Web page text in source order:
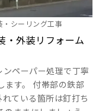
シーリング工事
外装リフォーム
ペーパー処理で丁寧
ます。 付帯部の鉄部
ている箇所は釘打ち